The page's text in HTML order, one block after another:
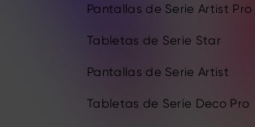
Pantallas de Serie Artist Pro
Tabletas de Serie Star
Pantallas de Serie Artist
Tabletas de Serie Deco Pro